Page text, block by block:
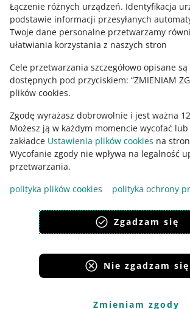
Łączenie różnych urządzeń. Identyfikacja
podstawie informacji przesyłanych
Twoje dane personalne przetwarzamy
ułatwiania korzystania z naszych stron
Cele przetwarzania szczegółowo opisane
dostępnych pod przyciskiem: “ZMIENIAM
plików cookies.
Zgodę wyrażasz dobrowolnie i jest ważna
Możesz ją w każdym momencie wycofać
zakładce Ustawienia plików cookies na
Wycofanie zgody nie wpływa na legalność
przetwarzania.
polityka plików cookies
polityka ochrony
Zgadzam się
Nie zgadzam się
Zmieniam zgody
PODCAST
042: Logistyka w
Logistic
PODCAST
046: Logistyka w e-
Zajrzyj na Allegro Gadane
Ta strona jest też dostępna w innych
wygląd:
Serwisy Grupy Allegro
Allegro.sk Allegro.hu